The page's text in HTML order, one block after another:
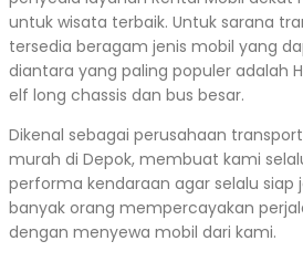
untuk wisata terbaik. Untuk sarana
tersedia beragam jenis mobil yang
diantara yang paling populer adalah
elf long chassis dan bus besar.
Dikenal sebagai perusahaan
murah di Depok, membuat kami
performa kendaraan agar selalu siap
banyak orang mempercayakan
dengan menyewa mobil dari kami.